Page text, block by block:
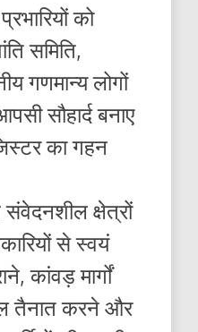
को
समिति,
गणमान्य लोगों
सौहार्द बनाए
का गहन
संवेदनशील क्षेत्रों
से स्वयं
कांवड़ मार्गों
तैनात करने और